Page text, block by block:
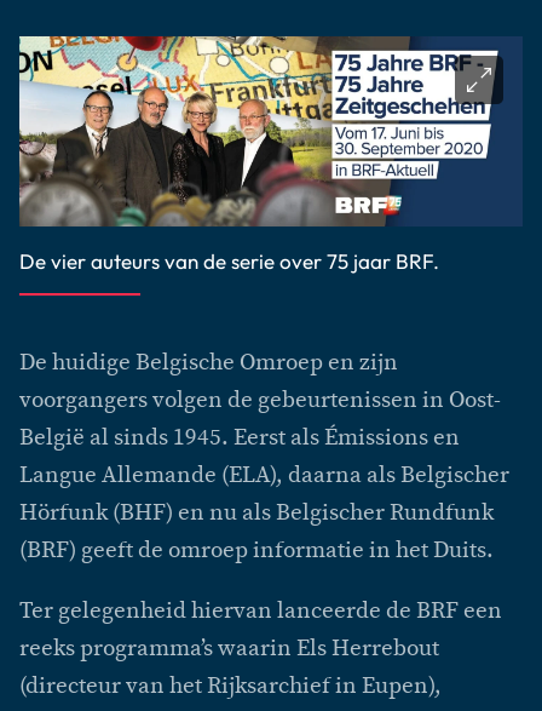
De vier auteurs van de serie over 75 jaar BRF.
De huidige Belgische Omroep en zijn
voorgangers volgen de gebeurtenissen in Oost-
België al sinds 1945. Eerst als Émissions en
Langue Allemande (ELA), daarna als Belgischer
Hörfunk (BHF) en nu als Belgischer Rundfunk
(BRF) geeft de omroep informatie in het Duits.
Ter gelegenheid hiervan lanceerde de BRF een
reeks programma’s waarin Els Herrebout
(directeur van het Rijksarchief in Eupen),